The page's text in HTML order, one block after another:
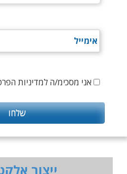
אני מסכימ/ה למדיניות
ייצור